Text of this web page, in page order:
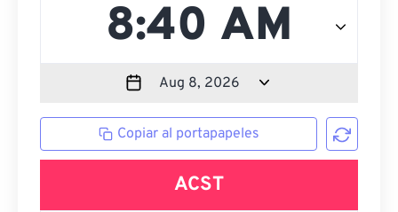
Copiar al portapapeles
ACST